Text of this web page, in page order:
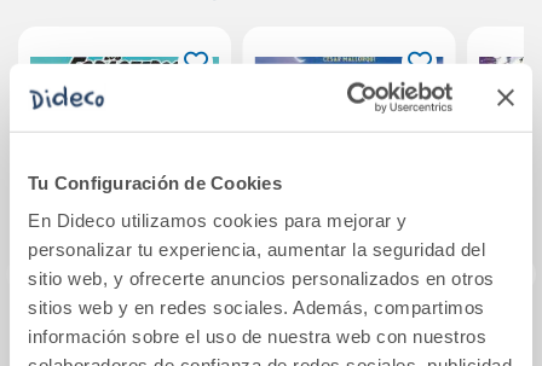
Tu Configuración de Cookies
En Dideco utilizamos cookies para mejorar y
personalizar tu experiencia, aumentar la seguridad del
sitio web, y ofrecerte anuncios personalizados en otros
sitios web y en redes sociales. Además, compartimos
información sobre el uso de nuestra web con nuestros
Los Forasteros del
Colegio de poderes